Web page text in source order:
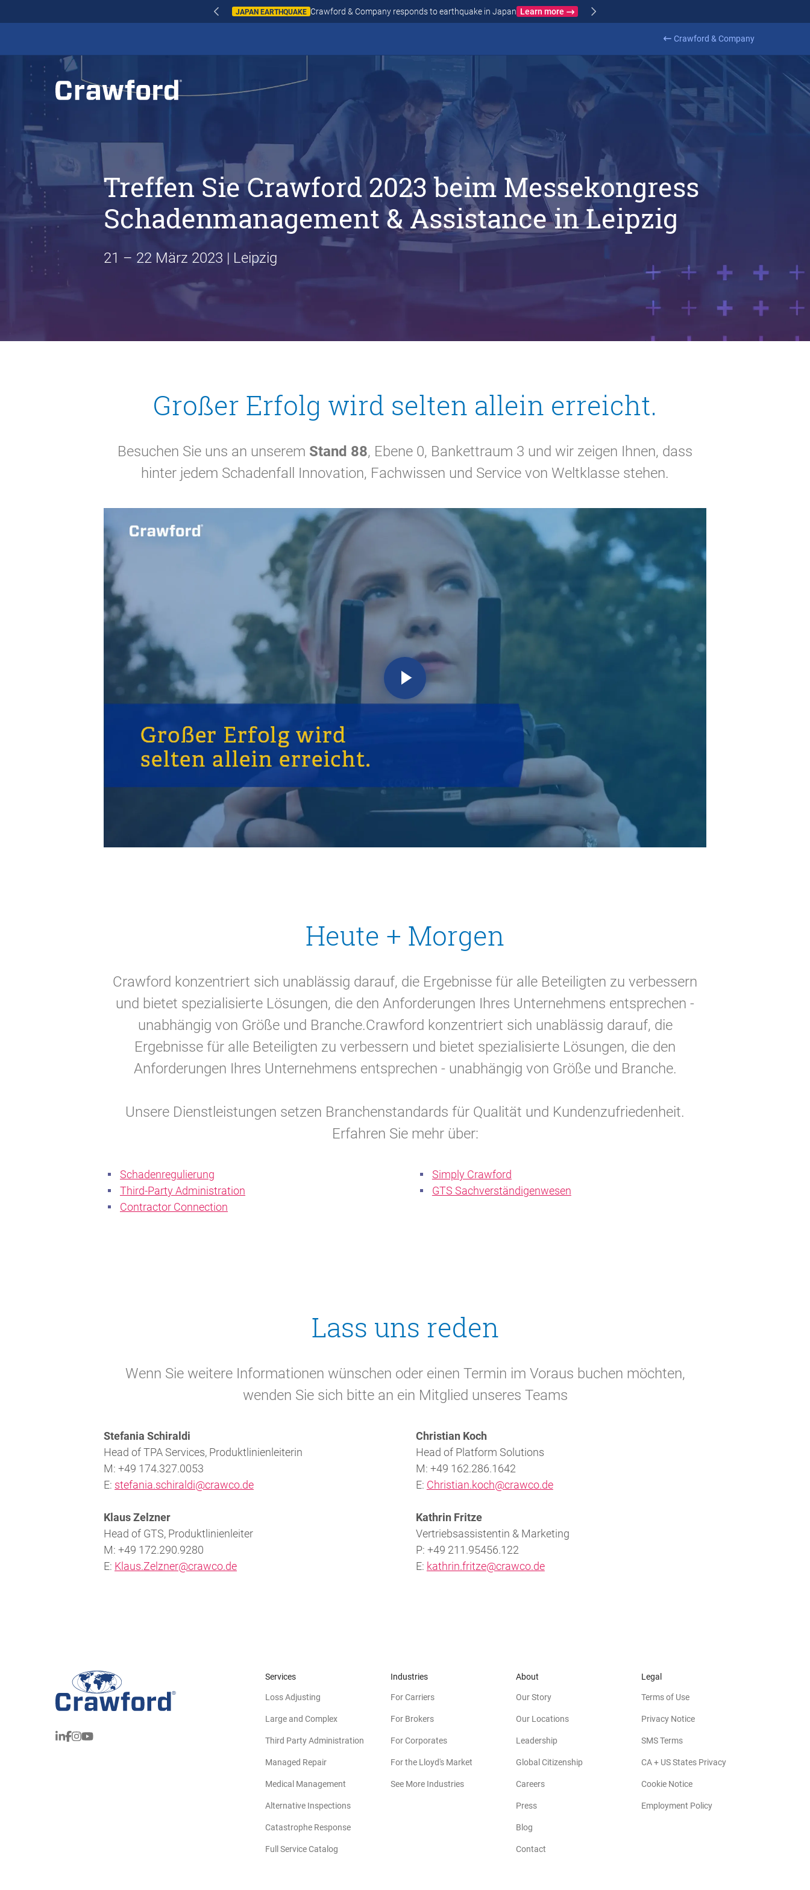
WILDFIRES IN SPAIN AND FRANCE Crawford & Company responds to wildfires in Spain and France Learn more
Crawford & Company
Treffen Sie Crawford 2023 beim Messekongress
Schadenmanagement & Assistance in Leipzig
21 – 22 März 2023 | Leipzig
Großer Erfolg wird selten allein erreicht.
Besuchen Sie uns an unserem Stand 88, Ebene 0, Bankettraum 3 und wir zeigen Ihnen, dass
hinter jedem Schadenfall Innovation, Fachwissen und Service von Weltklasse stehen.
Heute + Morgen
Crawford konzentriert sich unablässig darauf, die Ergebnisse für alle Beteiligten zu verbessern
und bietet spezialisierte Lösungen, die den Anforderungen Ihres Unternehmens entsprechen -
unabhängig von Größe und Branche.Crawford konzentriert sich unablässig darauf, die
Ergebnisse für alle Beteiligten zu verbessern und bietet spezialisierte Lösungen, die den
Anforderungen Ihres Unternehmens entsprechen - unabhängig von Größe und Branche.
Unsere Dienstleistungen setzen Branchenstandards für Qualität und Kundenzufriedenheit.
Erfahren Sie mehr über:
Schadenregulierung
Third-Party Administration
Contractor Connection
Simply Crawford
GTS Sachverständigenwesen
Lass uns reden
Wenn Sie weitere Informationen wünschen oder einen Termin im Voraus buchen möchten,
wenden Sie sich bitte an ein Mitglied unseres Teams
Stefania Schiraldi
Head of TPA Services, Produktlinienleiterin
M: +49 174.327.0053
E: stefania.schiraldi@crawco.de
Klaus Zelzner
Head of GTS, Produktlinienleiter
M: +49 172.290.9280
E: Klaus.Zelzner@crawco.de
Christian Koch
Head of Platform Solutions
M: +49 162.286.1642
E: Christian.koch@crawco.de
Kathrin Fritze
Vertriebsassistentin & Marketing
P: +49 211.95456.122
E: kathrin.fritze@crawco.de
Services
Loss Adjusting
Large and Complex
Third Party Administration
Managed Repair
Medical Management
Alternative Inspections
Catastrophe Response
Full Service Catalog
Industries
For Carriers
For Brokers
For Corporates
For the Lloyd's Market
See More Industries
About
Our Story
Our Locations
Leadership
Global Citizenship
Careers
Press
Blog
Contact
Legal
Terms of Use
Privacy Notice
SMS Terms
CA + US States Privacy
Cookie Notice
Employment Policy